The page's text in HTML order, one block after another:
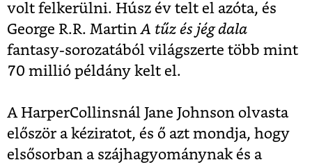
volt felkerülni. Húsz év telt el azóta, és
George R.R. Martin A tűz és jég dala
fantasy-sorozatából világszerte több mint
70 millió példány kelt el.
A HarperCollinsnál Jane Johnson olvasta
először a kéziratot, és ő azt mondja, hogy
elsősorban a szájhagyománynak és a